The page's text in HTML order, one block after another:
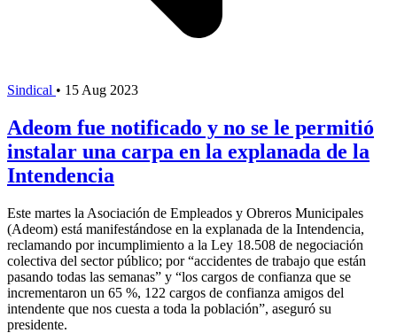
Sindical • 15 Aug 2023
Adeom fue notificado y no se le permitió
instalar una carpa en la explanada de la
Intendencia
Este martes la Asociación de Empleados y Obreros Municipales
(Adeom) está manifestándose en la explanada de la Intendencia,
reclamando por incumplimiento a la Ley 18.508 de negociación
colectiva del sector público; por “accidentes de trabajo que están
pasando todas las semanas” y “los cargos de confianza que se
incrementaron un 65 %, 122 cargos de confianza amigos del
intendente que nos cuesta a toda la población”, aseguró su
presidente.